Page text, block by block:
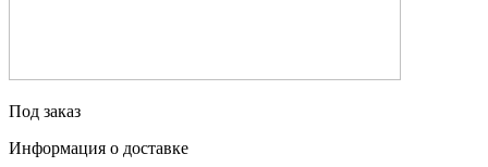
Под заказ
Информация о доставке